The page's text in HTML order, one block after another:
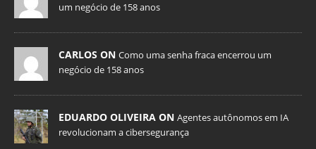
um negócio de 158 anos
CARLOS ON Como uma senha fraca encerrou um
negócio de 158 anos
EDUARDO OLIVEIRA ON Agentes autônomos em IA
revolucionam a cibersegurança